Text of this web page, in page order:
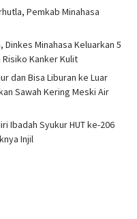
Pemkab Minahasa
Dinkes Minahasa Keluarkan 5
Kanker Kulit
dan Bisa Liburan ke Luar
Sawah Kering Meski Air
Ibadah Syukur HUT ke-206
Injil